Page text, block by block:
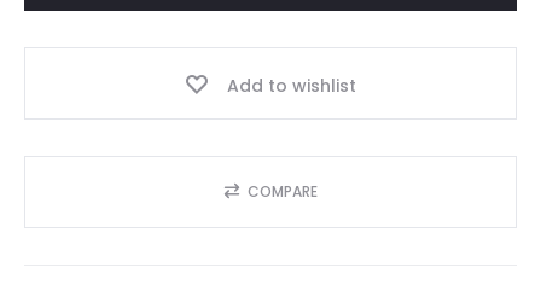
Add to wishlist
COMPARE